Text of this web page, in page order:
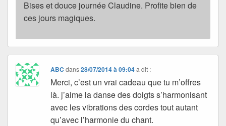
Bises et douce journée Claudine. Profite bien de
ces jours magiques.
ABC dans28/07/2014 à 09:04 a dit :
Merci, c’est un vrai cadeau que tu m’offres
là. j’aime la danse des doigts s’harmonisant
avec les vibrations des cordes tout autant
qu’avec l’harmonie du chant.